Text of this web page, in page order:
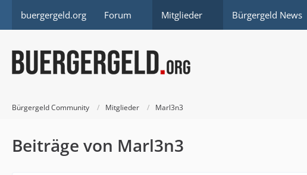
buergergeld.org Forum Mitglieder Bürgergeld News
Bürgergeld Community Mitglieder Marl3n3
Beiträge von Marl3n3